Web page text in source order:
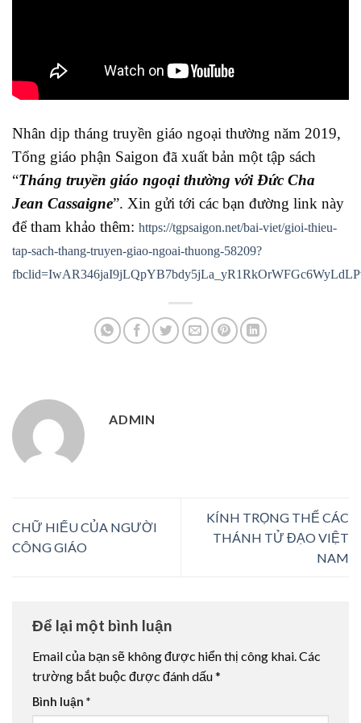
Nhân dịp tháng truyền giáo ngoại thường năm 2019,
Tổng giáo phận Saigon đã xuất bản một tập sách
“Tháng truyền giáo ngoại thường với Đức Cha
Jean Cassaigne”. Xin gửi tới các bạn đường link này
để tham khảo thêm: https://tgpsaigon.net/bai-viet/gioi-thieu-
tap-sach-thang-truyen-giao-ngoai-thuong-58209?
ADMIN
CHỮ HIẾU CỦA NGƯỜI
CÔNG GIÁO
KÍNH TRỌNG THỂ CÁC
THÁNH TỬ ĐẠO VIỆT
NAM
Để lại một bình luận
Email của bạn sẽ không được hiển thị công khai. Các
trường bắt buộc được đánh dấu*
Bình luận *